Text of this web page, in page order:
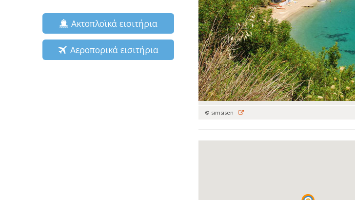
Ακτοπλοϊκά εισιτήρια
Αεροπορικά εισιτήρια
© simsisen